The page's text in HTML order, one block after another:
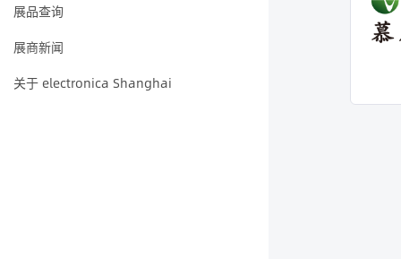
展品查询
展商新闻
关于 electronica Shanghai